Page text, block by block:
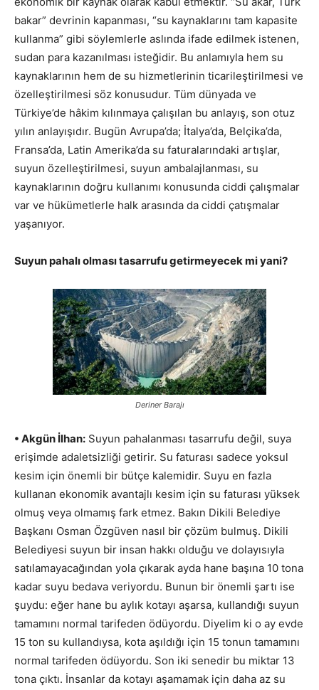
bakar” devrinin kapanması, “su kaynaklarını tam kapasite
kullanma” gibi söylemlerle aslında ifade edilmek istenen,
sudan para kazanılması isteğidir. Bu anlamıyla hem su
kaynaklarının hem de su hizmetlerinin ticarileştirilmesi ve
özelleştirilmesi söz konusudur. Tüm dünyada ve
Türkiye’de hâkim kılınmaya çalışılan bu anlayış, son otuz
yılın anlayışıdır. Bugün Avrupa’da; İtalya’da, Belçika’da,
Fransa’da, Latin Amerika’da su faturalarındaki artışlar,
suyun özelleştirilmesi, suyun ambalajlanması, su
kaynaklarının doğru kullanımı konusunda ciddi çalışmalar
var ve hükümetlerle halk arasında da ciddi çatışmalar
yaşanıyor.
Suyun pahalı olması tasarrufu getirmeyecek mi yani?
Deriner Barajı
• Akgün İlhan: Suyun pahalanması tasarrufu değil, suya
erişimde adaletsizliği getirir. Su faturası sadece yoksul
kesim için önemli bir bütçe kalemidir. Suyu en fazla
kullanan ekonomik avantajlı kesim için su faturası yüksek
olmuş veya olmamış fark etmez. Bakın Dikili Belediye
Başkanı Osman Özgüven nasıl bir çözüm bulmuş. Dikili
Belediyesi suyun bir insan hakkı olduğu ve dolayısıyla
satılamayacağından yola çıkarak ayda hane başına 10 tona
kadar suyu bedava veriyordu. Bunun bir önemli şartı ise
şuydu: eğer hane bu aylık kotayı aşarsa, kullandığı suyun
tamamını normal tarifeden ödüyordu. Diyelim ki o ay evde
15 ton su kullandıysa, kota aşıldığı için 15 tonun tamamını
normal tarifeden ödüyordu. Son iki senedir bu miktar 13
tona çıktı. İnsanlar da kotayı aşamamak için daha az su